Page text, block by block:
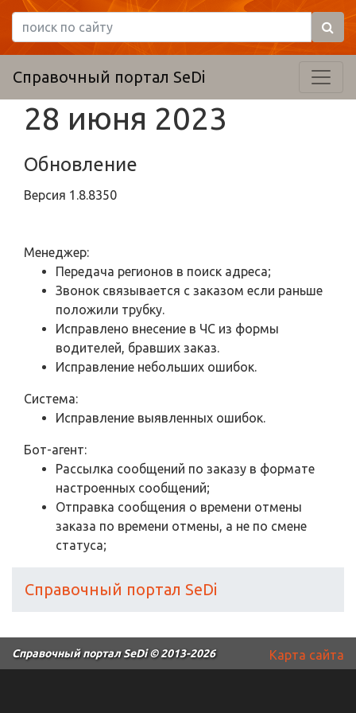
Справочный портал SeDi
28 июня 2023
Обновление
Версия 1.8.8350
Менеджер:
Передача регионов в поиск адреса;
Звонок связывается с заказом если раньше
положили трубку.
Исправлено внесение в ЧС из формы
водителей, бравших заказ.
Исправление небольших ошибок.
Система:
Исправление выявленных ошибок.
Бот-агент:
Рассылка сообщений по заказу в формате
настроенных сообщений;
Отправка сообщения о времени отмены
заказа по времени отмены, а не по смене
статуса;
Справочный портал SeDi
Карта сайта
Справочный портал SeDi© 2013-2026